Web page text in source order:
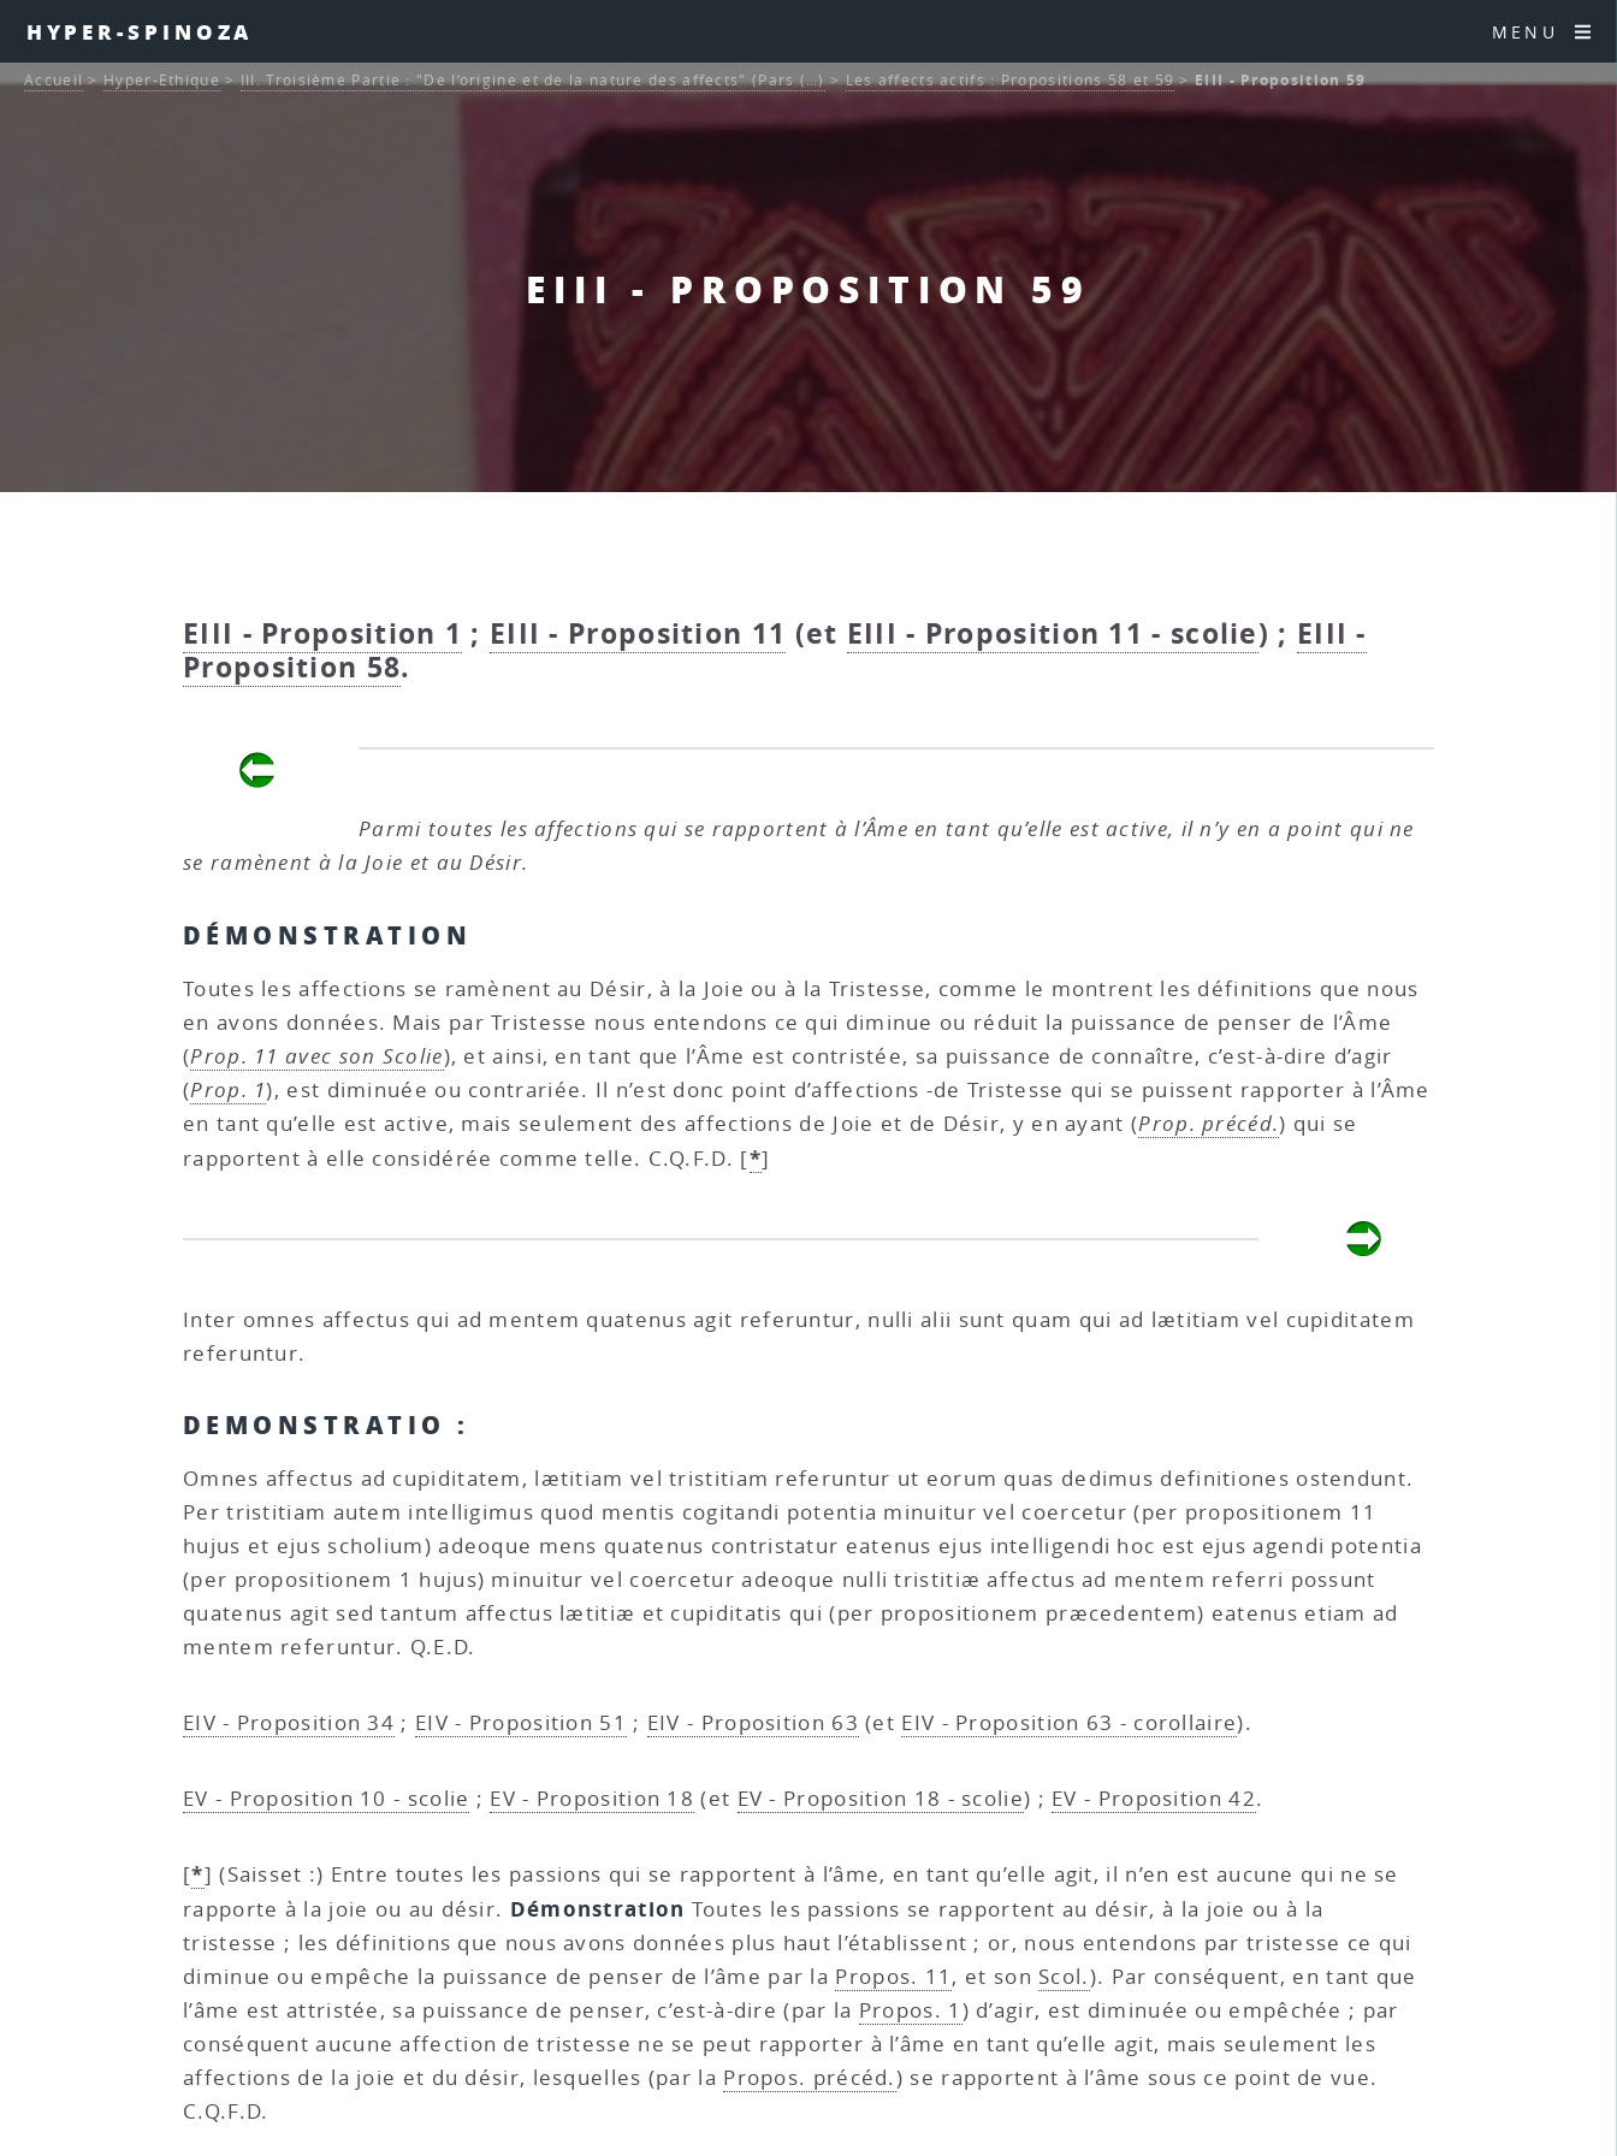
HYPER-SPINOZA MENU
EIII - PROPOSITION 59
Accueil>Hyper-Ethique>III. Troisième Partie : "De l’origine et de la nature des affects" (Pars (…)>Les affects actifs : Propositions 58 et 59>EIII - Proposition 59
EIII - Proposition 1 ; EIII - Proposition 11 (et EIII - Proposition 11 - scolie) ; EIII -
Proposition 58.
Parmi toutes les affections qui se rapportent à l’Âme en tant qu’elle est active, il n’y en a point qui ne
se ramènent à la Joie et au Désir.
DÉMONSTRATION
Toutes les affections se ramènent au Désir, à la Joie ou à la Tristesse, comme le montrent les définitions que nous
en avons données. Mais par Tristesse nous entendons ce qui diminue ou réduit la puissance de penser de l’Âme
(Prop. 11 avec son Scolie), et ainsi, en tant que l’Âme est contristée, sa puissance de connaître, c’est-à-dire d’agir
(Prop. 1), est diminuée ou contrariée. Il n’est donc point d’affections -de Tristesse qui se puissent rapporter à l’Âme
en tant qu’elle est active, mais seulement des affections de Joie et de Désir, y en ayant (Prop. précéd.) qui se
rapportent à elle considérée comme telle. C.Q.F.D. [*]
Inter omnes affectus qui ad mentem quatenus agit referuntur, nulli alii sunt quam qui ad lætitiam vel cupiditatem
referuntur.
DEMONSTRATIO :
Omnes affectus ad cupiditatem, lætitiam vel tristitiam referuntur ut eorum quas dedimus definitiones ostendunt.
Per tristitiam autem intelligimus quod mentis cogitandi potentia minuitur vel coercetur (per propositionem 11
hujus et ejus scholium) adeoque mens quatenus contristatur eatenus ejus intelligendi hoc est ejus agendi potentia
(per propositionem 1 hujus) minuitur vel coercetur adeoque nulli tristitiæ affectus ad mentem referri possunt
quatenus agit sed tantum affectus lætitiæ et cupiditatis qui (per propositionem præcedentem) eatenus etiam ad
mentem referuntur. Q.E.D.
EIV - Proposition 34 ; EIV - Proposition 51 ; EIV - Proposition 63 (et EIV - Proposition 63 - corollaire).
EV - Proposition 10 - scolie ; EV - Proposition 18 (et EV - Proposition 18 - scolie) ; EV - Proposition 42.
[*](Saisset :) Entre toutes les passions qui se rapportent à l’âme, en tant qu’elle agit, il n’en est aucune qui ne se
rapporte à la joie ou au désir. Démonstration Toutes les passions se rapportent au désir, à la joie ou à la
tristesse ; les définitions que nous avons données plus haut l’établissent ; or, nous entendons par tristesse ce qui
diminue ou empêche la puissance de penser de l’âme par la Propos. 11 , et son Scol.). Par conséquent, en tant que
l’âme est attristée, sa puissance de penser, c’est-à-dire (par la Propos. 1 ) d’agir, est diminuée ou empêchée ; par
conséquent aucune affection de tristesse ne se peut rapporter à l’âme en tant qu’elle agit, mais seulement les
affections de la joie et du désir, lesquelles (par la Propos. précéd.) se rapportent à l’âme sous ce point de vue.
C.Q.F.D.